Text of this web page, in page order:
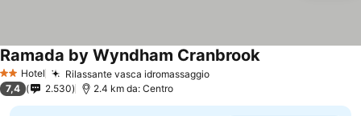
2 StelleHotel Rilassante vasca idromassaggio
Ramada by Wyndham Cranbrook
7,4 2.530 2.4 km da: Centro